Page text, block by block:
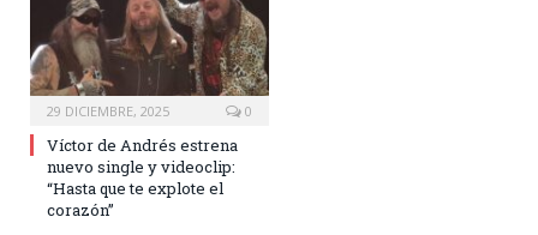
29 DICIEMBRE, 2025 0
Víctor de Andrés estrena
nuevo single y videoclip:
“Hasta que te explote el
corazón”